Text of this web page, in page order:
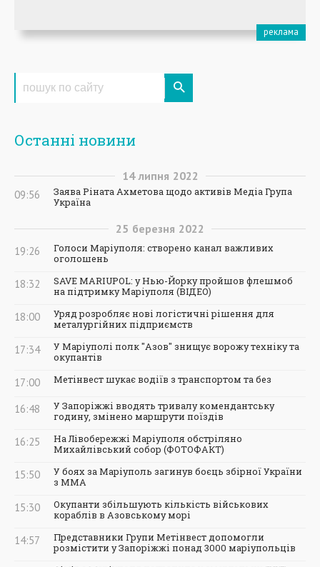
Останні новини
14 липня 2022
09:56
Заява Ріната Ахметова щодо активів Медіа Група
Україна
25 березня 2022
19:26
Голоси Маріуполя: створено канал важливих
оголошень
18:32
SAVE MARIUPOL: у Нью-Йорку пройшов флешмоб
на підтримку Маріуполя (ВІДЕО)
18:00
Уряд розробляє нові логістичні рішення для
металургійних підприємств
17:34
У Маріуполі полк "Азов" знищує ворожу техніку та
окупантів
17:00 Метінвест шукає водіїв з транспортом та без
16:48
У Запоріжжі вводять тривалу комендантську
годину, змінено маршрути поїздів
16:25
На Лівобережжі Маріуполя обстріляно
Михайлівський собор (ФОТОФАКТ)
15:50
У боях за Маріуполь загинув боєць збірної України
з ММА
15:30
Окупанти збільшують кількість військових
кораблів в Азовському морі
14:57
Представники Групи Метінвест допомогли
розмістити у Запоріжжі понад 3000 маріупольців